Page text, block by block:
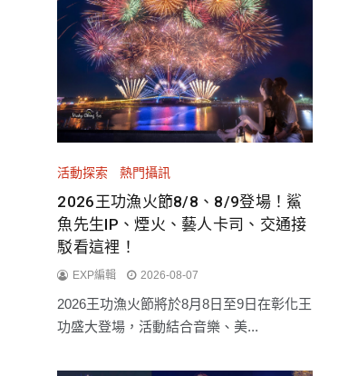
活動探索 熱門攝訊
2026王功漁火節8/8、8/9登場！鯊
魚先生IP、煙火、藝人卡司、交通接
駁看這裡！
EXP編輯 2026-08-07
2026王功漁火節將於8月8日至9日在彰化王
功盛大登場，活動結合音樂、美...